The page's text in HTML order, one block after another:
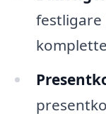
festligare